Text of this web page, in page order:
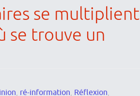
se multiplient
se trouve un
, ré-information, Réflexion,